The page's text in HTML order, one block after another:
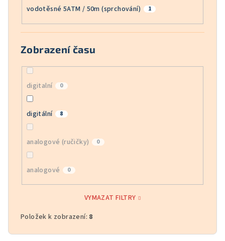
vodotěsné 5ATM / 50m (sprchování) 1
Zobrazení času
digitalní 0
digitální 8
analogové (ručičky) 0
analogové 0
VYMAZAT FILTRY
Položek k zobrazení: 8